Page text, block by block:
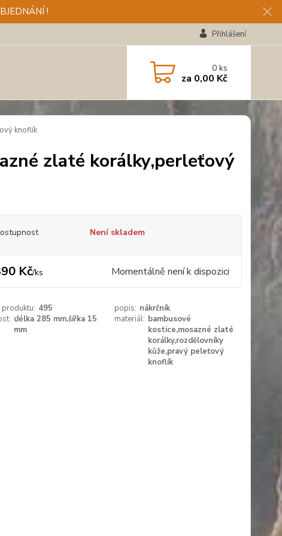
!
Přihlášení
0ks
za 0,00 Kč
knoflík
zlaté korálky,perleťový
Není skladem
Kč/ks Momentálně není k dispozici
495 popis: nákrčník
délka 285 mm,šířka 15
mm
materiál: bambusové
kostice,mosazné zlaté
korálky,rozdělovníky
kůže,pravý peleťový
knoflík